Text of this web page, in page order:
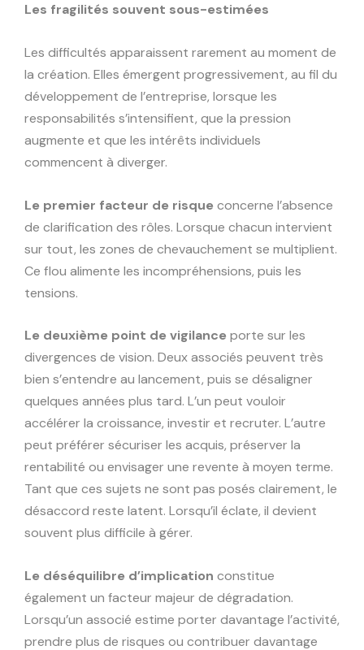
Les fragilités souvent sous-estimées
Les difficultés apparaissent rarement au moment de
la création. Elles émergent progressivement, au fil du
développement de l’entreprise, lorsque les
responsabilités s’intensifient, que la pression
augmente et que les intérêts individuels
commencent à diverger.
Le premier facteur de risque concerne l’absence
de clarification des rôles. Lorsque chacun intervient
sur tout, les zones de chevauchement se multiplient.
Ce flou alimente les incompréhensions, puis les
tensions.
Le deuxième point de vigilance porte sur les
divergences de vision. Deux associés peuvent très
bien s’entendre au lancement, puis se désaligner
quelques années plus tard. L’un peut vouloir
accélérer la croissance, investir et recruter. L’autre
peut préférer sécuriser les acquis, préserver la
rentabilité ou envisager une revente à moyen terme.
Tant que ces sujets ne sont pas posés clairement, le
désaccord reste latent. Lorsqu’il éclate, il devient
souvent plus difficile à gérer.
Le déséquilibre d’implication constitue
également un facteur majeur de dégradation.
Lorsqu’un associé estime porter davantage l’activité,
prendre plus de risques ou contribuer davantage